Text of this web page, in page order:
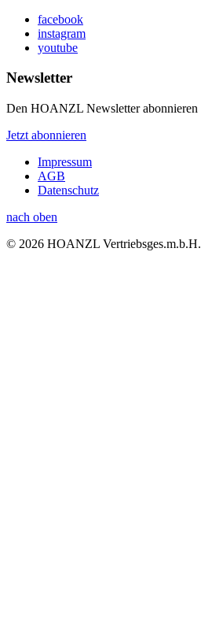
facebook
instagram
youtube
Newsletter
Den HOANZL Newsletter abonnieren
Jetzt abonnieren
Impressum
AGB
Datenschutz
nach oben
© 2026 HOANZL Vertriebsges.m.b.H.